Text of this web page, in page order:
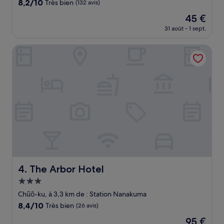
(132 avis)
8,2/10 Très bien (132 avis)
Le
nouveau
de
45 €
45 €
31 août - 1 sept.
4. The Arbor Hotel
The Arbor Hotel
Hébergement
3.0 étoiles
Chūō-ku, à 3,3 km de : Station Nanakuma
8.4
8,4/10 Très bien (26 avis)
Le
95 €